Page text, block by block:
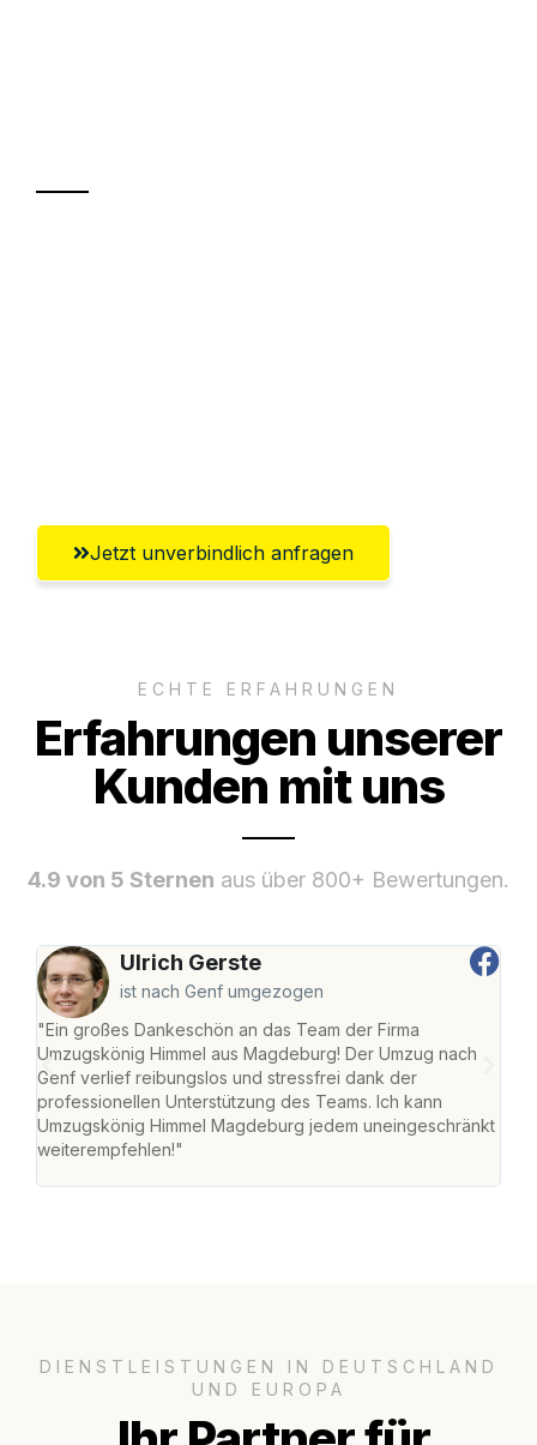
Jetzt unverbindlich anfragen
ECHTE ERFAHRUNGEN
Erfahrungen unserer
Kunden mit uns
4.9 von 5 Sternen aus über 800+ Bewertungen.
Ulrich Gerste
ist nach Genf umgezogen
"Ein großes Dankeschön an das Team der Firma
Umzugskönig Himmel aus Magdeburg! Der Umzug nach
Genf verlief reibungslos und stressfrei dank der
professionellen Unterstützung des Teams. Ich kann
Umzugskönig Himmel Magdeburg jedem uneingeschränkt
weiterempfehlen!"
DIENSTLEISTUNGEN IN DEUTSCHLAND
UND EUROPA